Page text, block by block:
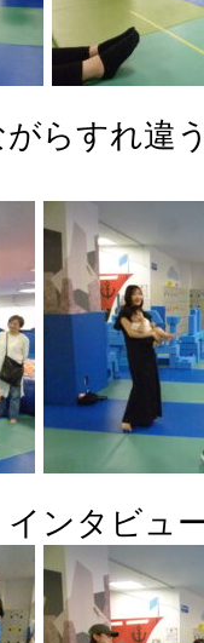
らすれ違
インタビュ